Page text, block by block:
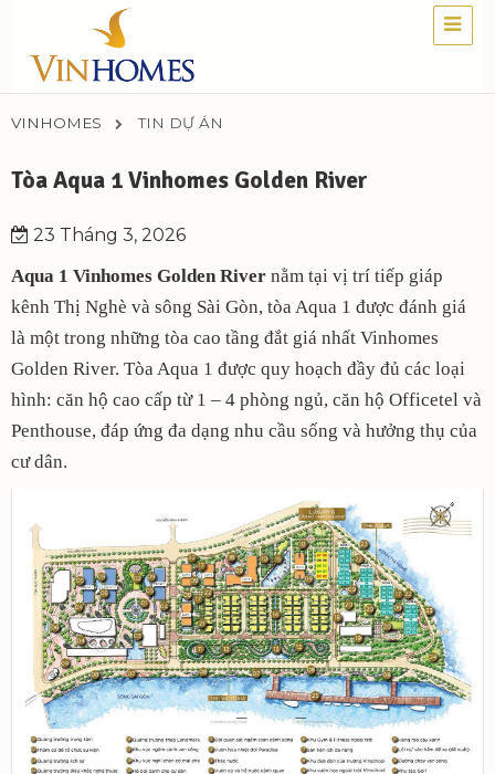
VINHOMES TIN DỰ ÁN
Tòa Aqua 1 Vinhomes Golden River
23 Tháng 3, 2026
Aqua 1 Vinhomes Golden River nằm tại vị trí tiếp giáp
kênh Thị Nghè và sông Sài Gòn, tòa Aqua 1 được đánh giá
là một trong những tòa cao tầng đắt giá nhất Vinhomes
Golden River. Tòa Aqua 1 được quy hoạch đầy đủ các loại
hình: căn hộ cao cấp từ 1 – 4 phòng ngủ, căn hộ Officetel và
Penthouse, đáp ứng đa dạng nhu cầu sống và hưởng thụ của
cư dân.